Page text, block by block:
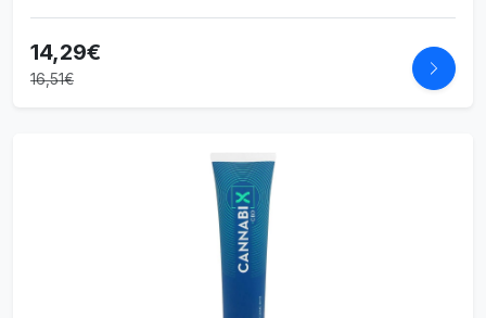
14,29€
16,51€